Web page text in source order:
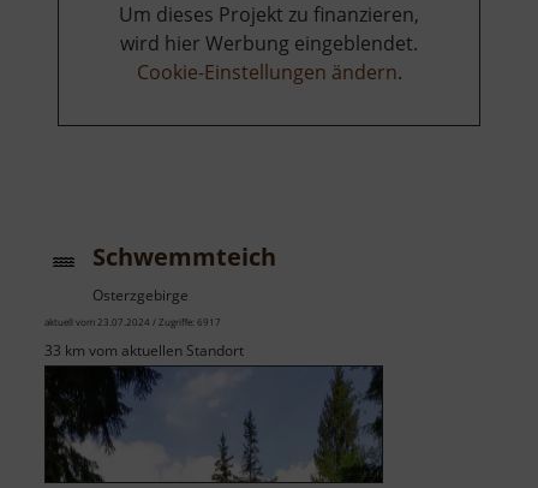
Um dieses Projekt zu finanzieren,
wird hier Werbung eingeblendet.
Cookie-Einstellungen ändern.
Schwemmteich
Osterzgebirge
aktuell vom 23.07.2024 / Zugriffe: 6917
33 km vom aktuellen Standort